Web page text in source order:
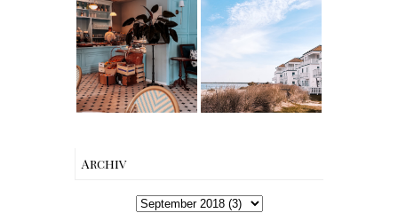
Berlin | Café
L’Berg –
Französischer
Charme mitten
in Berlin-
Wilmersdorf
Reisen -
Schleiregion
Archiv